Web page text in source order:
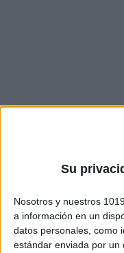
Su
Nosotros y nuestros
a información en un
datos personales, como
estándar enviada por un